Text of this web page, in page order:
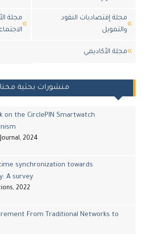
إقتصاديات النقود
مجلة الأنوار
الاجتماعية
اﻷكاديمي
منشورات بحثية مختارة
Attack on the CirclePIN Smartwatch
Journal, 2024
time synchronization towards
A survey
2022
Measurement From Traditional Networks to